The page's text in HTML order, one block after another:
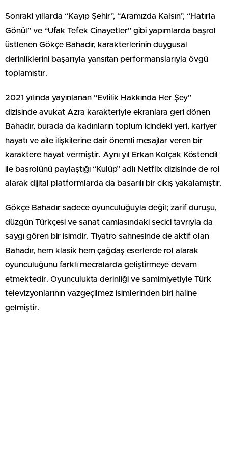
Sonraki yıllarda “Kayıp Şehir”, “Aramızda Kalsın”, “Hatırla
Gönül” ve “Ufak Tefek Cinayetler” gibi yapımlarda başrol
üstlenen Gökçe Bahadır, karakterlerinin duygusal
derinliklerini başarıyla yansıtan performanslarıyla övgü
toplamıştır.
2021 yılında yayınlanan “Evlilik Hakkında Her Şey”
dizisinde avukat Azra karakteriyle ekranlara geri dönen
Bahadır, burada da kadınların toplum içindeki yeri, kariyer
hayatı ve aile ilişkilerine dair önemli mesajlar veren bir
karaktere hayat vermiştir. Aynı yıl Erkan Kolçak Köstendil
ile başrolünü paylaştığı “Kulüp” adlı Netflix dizisinde de rol
alarak dijital platformlarda da başarılı bir çıkış yakalamıştır.
Gökçe Bahadır sadece oyunculuğuyla değil; zarif duruşu,
düzgün Türkçesi ve sanat camiasındaki seçici tavrıyla da
saygı gören bir isimdir. Tiyatro sahnesinde de aktif olan
Bahadır, hem klasik hem çağdaş eserlerde rol alarak
oyunculuğunu farklı mecralarda geliştirmeye devam
etmektedir. Oyunculukta derinliği ve samimiyetiyle Türk
televizyonlarının vazgeçilmez isimlerinden biri haline
gelmiştir.